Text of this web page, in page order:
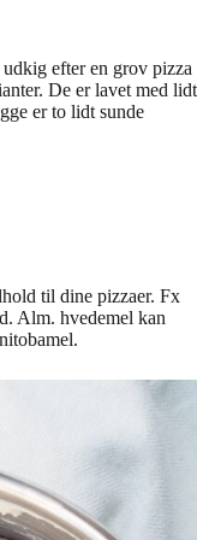
efter en grov pizza
De er lavet med lidt
er to lidt sunde
til dine pizzaer. Fx
Alm. hvedemel kan